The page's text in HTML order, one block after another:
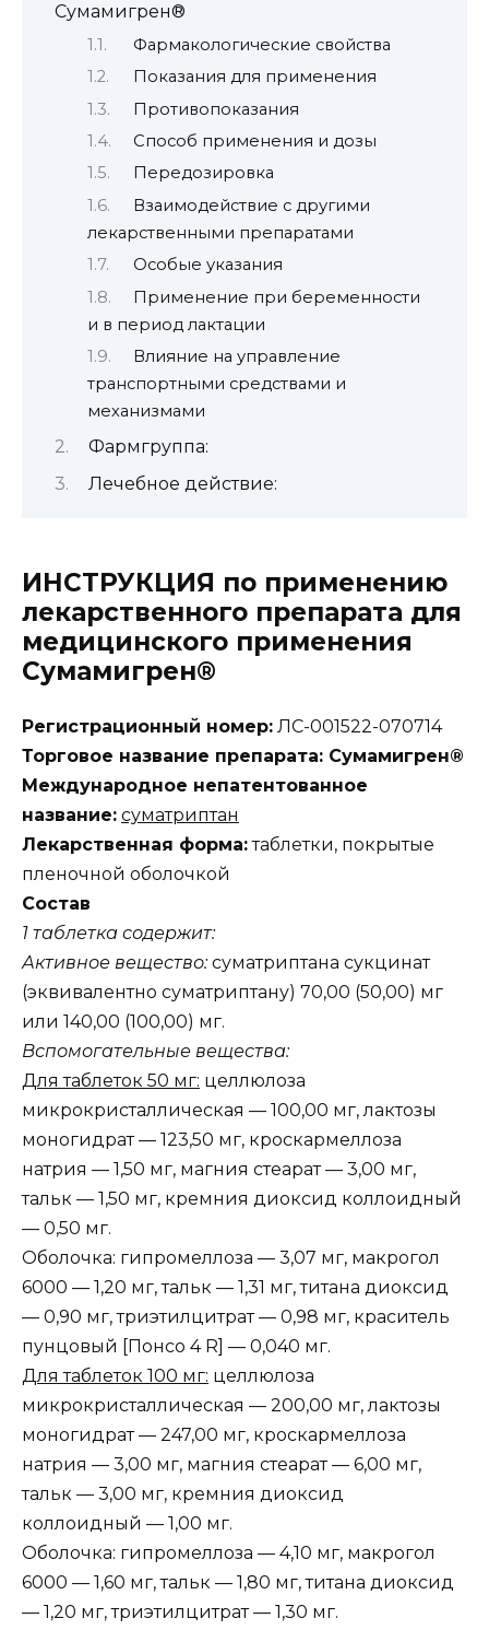
Сумамигрен®
Фармакологические свойства
Показания для применения
Противопоказания
Способ применения и дозы
Передозировка
Взаимодействие с другими
лекарственными препаратами
Особые указания
Применение при беременности
и в период лактации
Влияние на управление
транспортными средствами и
механизмами
Фармгруппа:
Лечебное действие:
ИНСТРУКЦИЯ по применению
лекарственного препарата для
медицинского применения
Сумамигрен®
Регистрационный номер: ЛС-001522-070714
Торговое название препарата: Сумамигрен®
Международное непатентованное
название: суматриптан
Лекарственная форма:таблетки, покрытые
пленочной оболочкой
Состав
1 таблетка содержит:
Активное вещество:суматриптана сукцинат
(эквивалентно суматриптану) 70,00 (50,00) мг
или 140,00 (100,00) мг.
Вспомогательные вещества:
Для таблеток 50 мг: целлюлоза
микрокристаллическая — 100,00 мг, лактозы
моногидрат — 123,50 мг, кроскармеллоза
натрия — 1,50 мг, магния стеарат — 3,00 мг,
тальк — 1,50 мг, кремния диоксид коллоидный
— 0,50 мг.
Оболочка: гипромеллоза — 3,07 мг, макрогол
6000 — 1,20 мг, тальк — 1,31 мг, титана диоксид
— 0,90 мг, триэтилцитрат — 0,98 мг, краситель
пунцовый [Понсо 4 R] — 0,040 мг.
Для таблеток 100 мг: целлюлоза
микрокристаллическая — 200,00 мг, лактозы
моногидрат — 247,00 мг, кроскармеллоза
натрия — 3,00 мг, магния стеарат — 6,00 мг,
тальк — 3,00 мг, кремния диоксид
коллоидный — 1,00 мг.
Оболочка: гипромеллоза — 4,10 мг, макрогол
6000 — 1,60 мг, тальк — 1,80 мг, титана диоксид
— 1,20 мг, триэтилцитрат — 1,30 мг.